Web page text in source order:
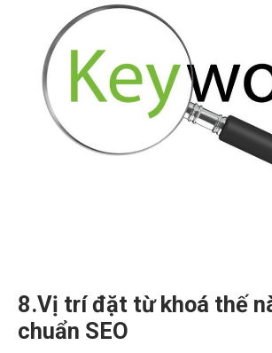
8.Vị trí đặt từ khoá thế
chuẩn SEO